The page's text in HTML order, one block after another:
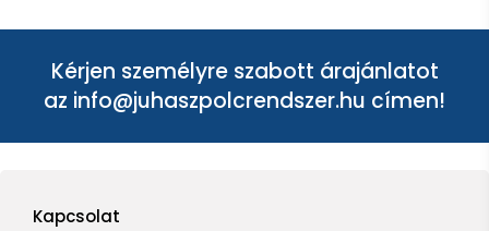
Kérjen személyre szabott árajánlatot
az info@juhaszpolcrendszer.hu címen!
Kapcsolat